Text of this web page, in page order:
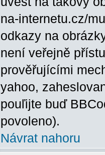
na-internetu.cz/
odkazy na
není veřejně
prověřujícími
yahoo,
pouľijte buď
povoleno).
Návrat nahoru